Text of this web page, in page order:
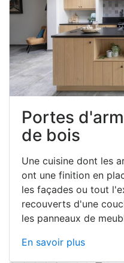
bon
fonctionnementdu
améliorer votre
fournir une expérience
dans lapolitique de
We work with42 third
Portes
de bois
Une cuisine dont les
ont une finition en
les façades ou tout
recouverts d'une
les panneaux de
En savoir plus